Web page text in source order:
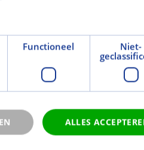
Functioneel
Niet-
ALLES